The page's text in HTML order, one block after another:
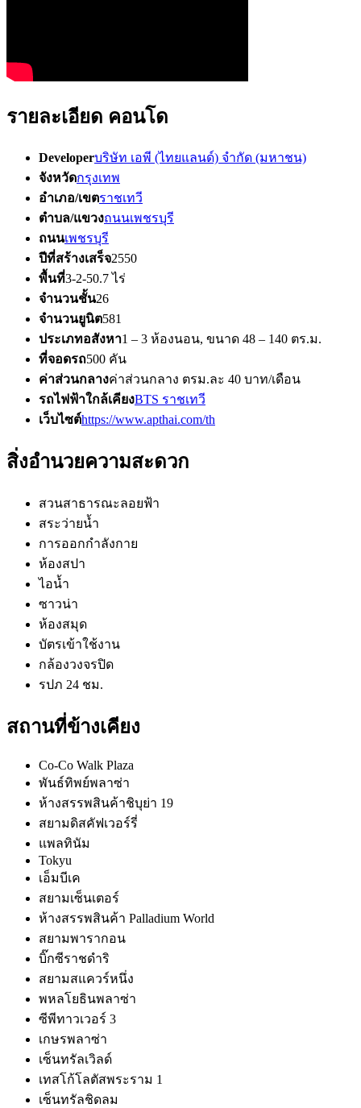
รายละเอียด คอนโด
Developerบริษัท เอพี (ไทยแลนด์) จำกัด (มหาชน)
จังหวัดกรุงเทพ
อำเภอ/เขตราชเทวี
ตำบล/แขวงถนนเพชรบุรี
ถนนเพชรบุรี
ปีที่สร้างเสร็จ2550
พื้นที่3-2-50.7 ไร่
จำนวนชั้น26
จำนวนยูนิต581
ประเภทอสังหา1 – 3 ห้องนอน, ขนาด 48 – 140 ตร.ม.
ที่จอดรถ500 คัน
ค่าส่วนกลางค่าส่วนกลาง ตรม.ละ 40 บาท/เดือน
รถไฟฟ้าใกล้เคียงBTS ราชเทวี
เว็บไซต์https://www.apthai.com/th
สิ่งอำนวยความสะดวก
สวนสาธารณะลอยฟ้า
สระว่ายน้ำ
การออกกำลังกาย
ห้องสปา
ไอน้ำ
ซาวน่า
ห้องสมุด
บัตรเข้าใช้งาน
กล้องวงจรปิด
รปภ 24 ชม.
สถานที่ข้างเคียง
Co-Co Walk Plaza
พันธ์ทิพย์พลาซ่า
ห้างสรรพสินค้าชิบุย่า 19
สยามดิสคัฟเวอร์รี่
แพลทินัม
Tokyu
เอ็มบีเค
สยามเซ็นเตอร์
ห้างสรรพสินค้า Palladium World
สยามพารากอน
บิ๊กซีราชดำริ
สยามสแควร์หนึ่ง
พหลโยธินพลาซ่า
ซีพีทาวเวอร์ 3
เกษรพลาซ่า
เซ็นทรัลเวิลด์
เทสโก้โลตัสพระราม 1
เซ็นทรัลชิดลม